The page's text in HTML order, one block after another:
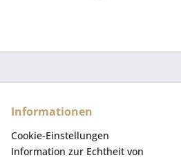
Informationen
Cookie-Einstellungen
Information zur Echtheit von